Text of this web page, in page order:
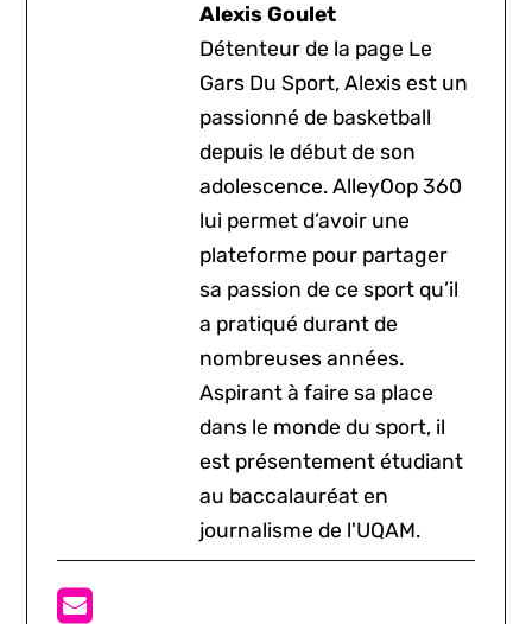
Alexis Goulet
Détenteur de la page Le
Gars Du Sport, Alexis est un
passionné de basketball
depuis le début de son
adolescence. AlleyOop 360
lui permet d’avoir une
plateforme pour partager
sa passion de ce sport qu’il
a pratiqué durant de
nombreuses années.
Aspirant à faire sa place
dans le monde du sport, il
est présentement étudiant
au baccalauréat en
journalisme de l'UQAM.